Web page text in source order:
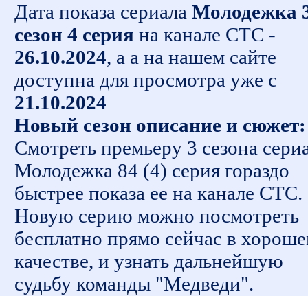
Дата показа сериала Молодежка
сезон 4 серия на канале СТС -
26.10.2024, а а на нашем сайте
доступна для просмотра уже с
21.10.2024
Новый сезон описание и сюжет:
Смотреть премьеру 3 сезона
Молодежка 84 (4) серия гораздо
быстрее показа ее на канале СТС.
Новую серию можно посмотреть
бесплатно прямо сейчас в
качестве, и узнать дальнейшую
судьбу команды "Медведи".